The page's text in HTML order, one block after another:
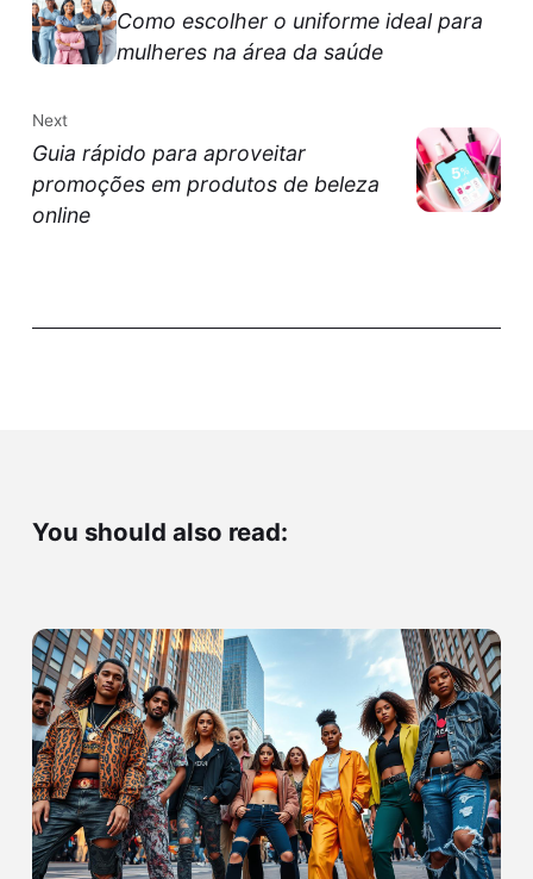
Como escolher o uniforme ideal para
mulheres na área da saúde
Next
Guia rápido para aproveitar
promoções em produtos de beleza
online
You should also read: